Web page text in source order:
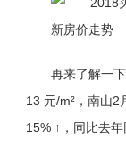
再来了解一
13 元/m²，南山2
15% ↑，同比去年